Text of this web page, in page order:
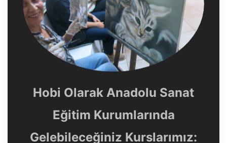
Hobi Olarak Anadolu Sanat
Eğitim Kurumlarında
Gelebileceğiniz Kurslarımız: